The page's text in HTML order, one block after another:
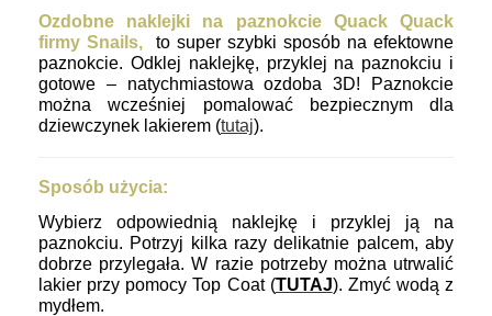
Ozdobne naklejki na paznokcie Quack Quack
firmy Snails,
to super szybki sposób na efektowne
paznokcie. Odklej naklejkę, przyklej na paznokciu i
gotowe – natychmiastowa ozdoba 3D! Paznokcie
można wcześniej pomalować bezpiecznym dla
dziewczynek lakierem (tutaj).
Sposób użycia:
Wybierz odpowiednią naklejkę i przyklej ją na
paznokciu. Potrzyj kilka razy delikatnie palcem, aby
dobrze przylegała.W razie potrzeby można utrwalić
lakier przy pomocy Top Coat (TUTAJ). Zmyć wodą z
mydłem.